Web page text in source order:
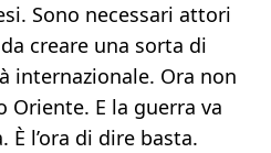
Sono necessari attori
creare una sorta di
internazionale. Ora non
Oriente. E la guerra va
È l’ora di dire basta.